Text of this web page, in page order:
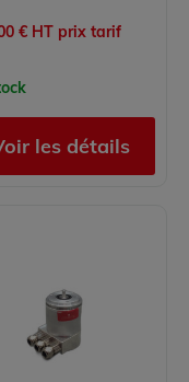
€ HT prix tarif
les détails